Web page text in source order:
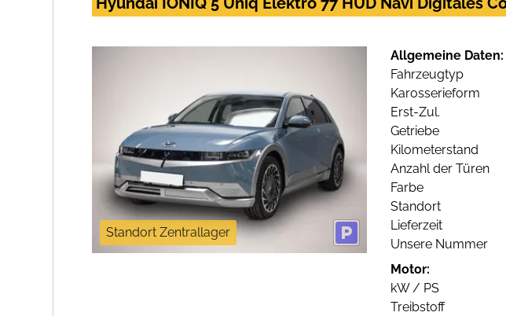
Standort Zentrallager
Allgemeine Daten:
Fahrzeugtyp
Karosserieform
Erst-Zul.
Getriebe
Kilometerstand
Anzahl der Türen
Farbe
Standort
Lieferzeit
Unsere Nummer
Motor:
kW / PS
Treibstoff